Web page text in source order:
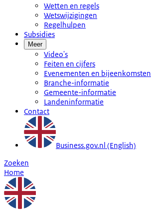
Wetten en regels
Wetswijzigingen
Regelhulpen
Subsidies
Meer
Video's
Feiten en cijfers
Evenementen en bijeenkomsten
Branche-informatie
Gemeente-informatie
Landeninformatie
Contact
Business.gov.nl (English)
Zoeken
Home